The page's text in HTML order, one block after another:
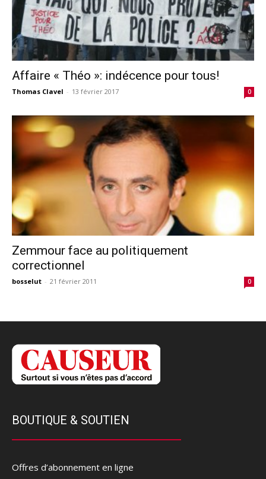
Affaire « Théo »: indécence pour tous!
Thomas Clavel - 13 février 2017 0
Zemmour face au politiquement
correctionnel
bosselut - 21 février 2011 0
BOUTIQUE & SOUTIEN
Offres d’abonnement en ligne